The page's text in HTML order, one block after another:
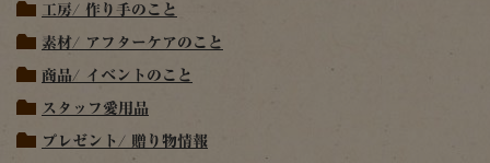
工房/ 作り手のこと
素材/ アフターケアのこと
商品/ イベントのこと
スタッフ愛用品
プレゼント/ 贈り物情報